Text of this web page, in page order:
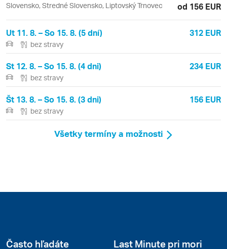
Slovensko, Stredné Slovensko, Liptovský Trnovec od 156 EUR
Ut 11. 8. – So 15. 8. (5 dní) 312 EUR
bez stravy
St 12. 8. – So 15. 8. (4 dni) 234 EUR
bez stravy
Št 13. 8. – So 15. 8. (3 dni) 156 EUR
bez stravy
Všetky termíny a možnosti
Často hľadáte Last Minute pri mori